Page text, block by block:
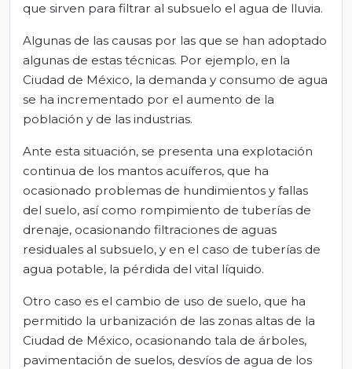
que sirven para filtrar al subsuelo el agua de lluvia.
Algunas de las causas por las que se han adoptado
algunas de estas técnicas. Por ejemplo, en la
Ciudad de México, la demanda y consumo de agua
se ha incrementado por el aumento de la
población y de las industrias.
Ante esta situación, se presenta una explotación
continua de los mantos acuíferos, que ha
ocasionado problemas de hundimientos y fallas
del suelo, así como rompimiento de tuberías de
drenaje, ocasionando filtraciones de aguas
residuales al subsuelo, y en el caso de tuberías de
agua potable, la pérdida del vital líquido.
Otro caso es el cambio de uso de suelo, que ha
permitido la urbanización de las zonas altas de la
Ciudad de México, ocasionando tala de árboles,
pavimentación de suelos, desvíos de agua de los